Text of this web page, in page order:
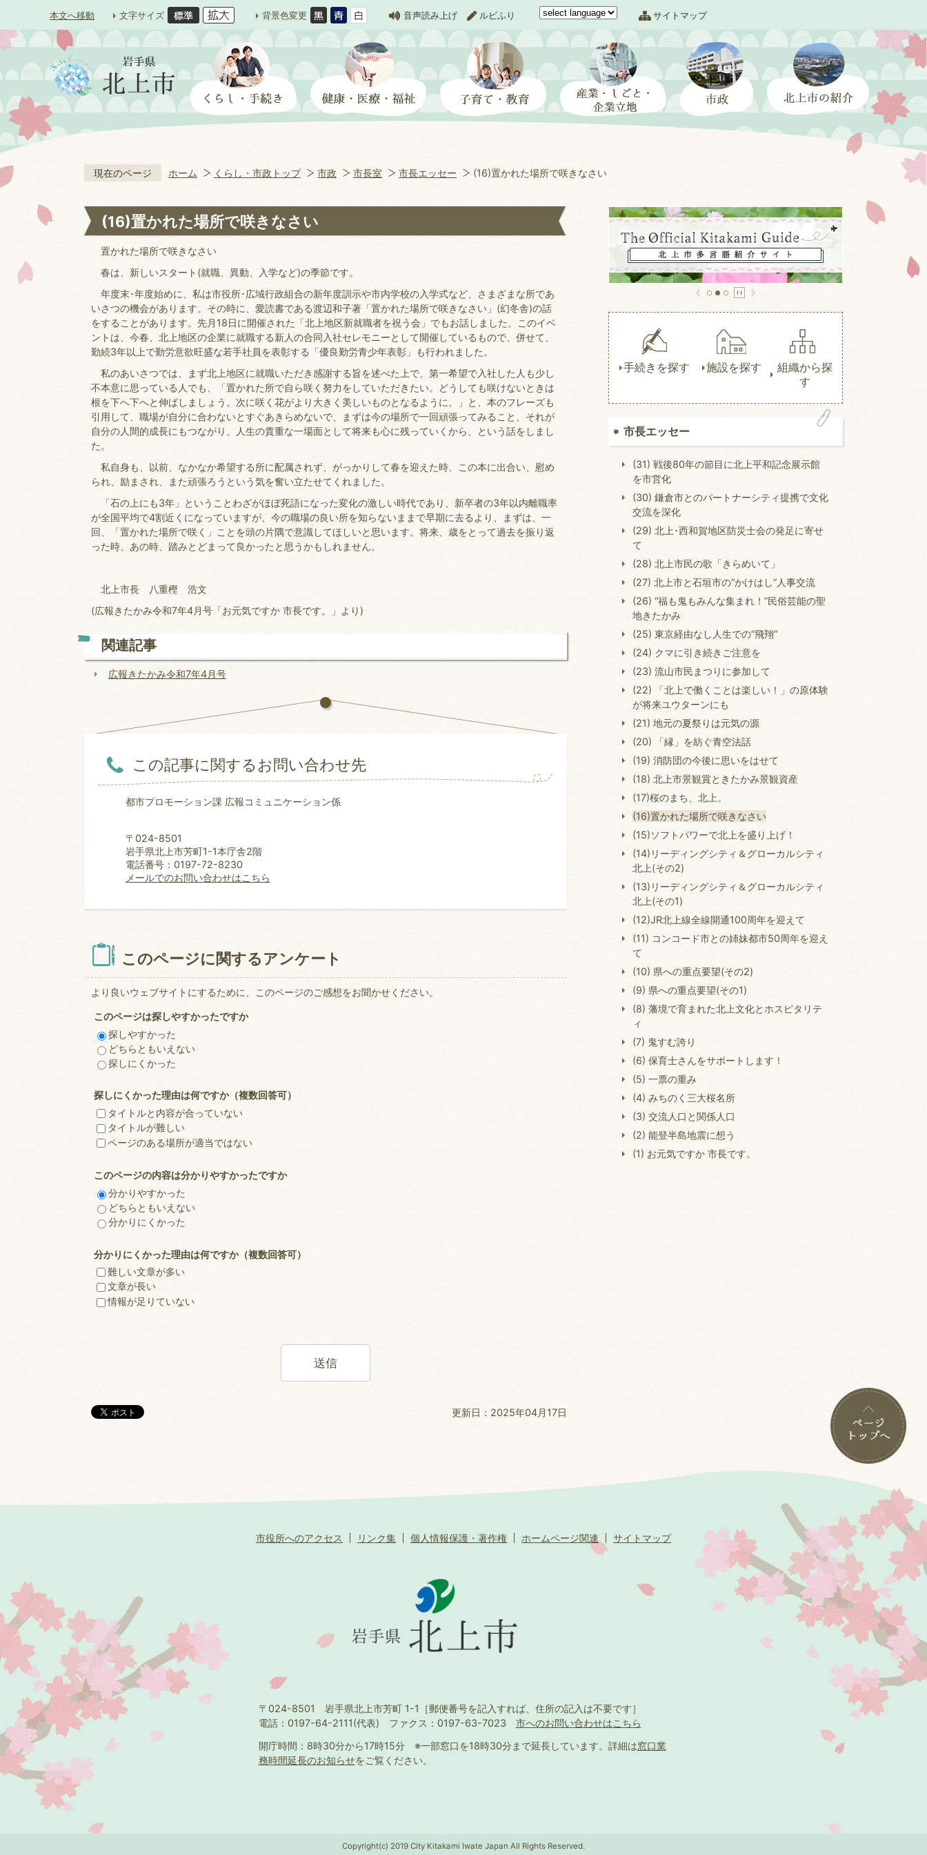
本文へ移動 文字サイズ 背景色変更 音声読み上げ ルビふり サイトマップ
現在のページ ホーム くらし・市政トップ 市政 市長室 市長エッセー (16)置かれた場所で咲きなさい
(16)置かれた場所で咲きなさい
置かれた場所で咲きなさい
春は、新しいスタート(就職、異動、入学など)の季節です。
年度末･年度始めに、私は市役所･広域行政組合の新年度訓示や市内学校の入学式など、さまざまな所であ
いさつの機会があります。その時に、愛読書である渡辺和子著「置かれた場所で咲きなさい」(幻冬舎)の話
をすることがあります。先月18日に開催された「北上地区新就職者を祝う会」でもお話しました。このイベ
ントは、今春、北上地区の企業に就職する新人の合同入社セレモニーとして開催しているもので、併せて、
勤続3年以上で勤労意欲旺盛な若手社員を表彰する「優良勤労青少年表彰」も行われました。
私のあいさつでは、まず北上地区に就職いただき感謝する旨を述べた上で、第一希望で入社した人も少し
不本意に思っている人でも、「置かれた所で自ら咲く努力をしていただきたい。どうしても咲けないときは
根を下へ下へと伸ばしましょう。次に咲く花がより大きく美しいものとなるように。」と、本のフレーズも
引用して、職場が自分に合わないとすぐあきらめないで、まずは今の場所で一回頑張ってみること、それが
自分の人間的成長にもつながり、人生の貴重な一場面として将来も心に残っていくから、という話をしまし
た。
私自身も、以前、なかなか希望する所に配属されず、がっかりして春を迎えた時、この本に出合い、慰め
られ、励まされ、また頑張ろうという気を奮い立たせてくれました。
「石の上にも3年」ということわざがほぼ死語になった変化の激しい時代であり、新卒者の3年以内離職率
が全国平均で4割近くになっていますが、今の職場の良い所を知らないままで早期に去るより、まずは、一
回、「置かれた場所で咲く」ことを頭の片隅で意識してほしいと思います。将来、歳をとって過去を振り返
った時、あの時、踏みとどまって良かったと思うかもしれません。
北上市長 八重樫 浩文
(広報きたかみ令和7年4月号「お元気ですか 市長です。」より)
関連記事
広報きたかみ令和7年4月号
この記事に関するお問い合わせ先
都市プロモーション課 広報コミュニケーション係
〒024-8501
岩手県北上市芳町1-1本庁舎2階
電話番号：0197-72-8230
メールでのお問い合わせはこちら
このページに関するアンケート
より良いウェブサイトにするために、このページのご感想をお聞かせください。
このページは探しやすかったですか
探しやすかった
どちらともいえない
探しにくかった
探しにくかった理由は何ですか（複数回答可）
タイトルと内容が合っていない
タイトルが難しい
ページのある場所が適当ではない
このページの内容は分かりやすかったですか
分かりやすかった
どちらともいえない
分かりにくかった
分かりにくかった理由は何ですか（複数回答可）
難しい文章が多い
文章が長い
情報が足りていない
更新日：2025年04月17日
手続きを探す 施設を探す
組織から探
す
市長エッセー
(31) 戦後80年の節目に北上平和記念展示館
を市営化
(30) 鎌倉市とのパートナーシティ提携で文化
交流を深化
(29) 北上･西和賀地区防災士会の発足に寄せ
て
(28) 北上市民の歌「きらめいて」
(27) 北上市と石垣市の“かけはし”人事交流
(26) “福も鬼もみんな集まれ！”民俗芸能の聖
地きたかみ
(25) 東京経由なし人生での“飛翔”
(24) クマに引き続きご注意を
(23) 流山市民まつりに参加して
(22) 「北上で働くことは楽しい！」の原体験
が将来ユウターンにも
(21) 地元の夏祭りは元気の源
(20) 「縁」を紡ぐ青空法話
(19) 消防団の今後に思いをはせて
(18) 北上市景観賞ときたかみ景観資産
(17)桜のまち、北上。
(16)置かれた場所で咲きなさい
(15)ソフトパワーで北上を盛り上げ！
(14)リーディングシティ＆グローカルシティ
北上(その2)
(13)リーディングシティ＆グローカルシティ
北上(その1)
(12)JR北上線全線開通100周年を迎えて
(11) コンコード市との姉妹都市50周年を迎え
て
(10) 県への重点要望(その2)
(9) 県への重点要望(その1)
(8) 藩境で育まれた北上文化とホスピタリテ
ィ
(7) 鬼すむ誇り
(6) 保育士さんをサポートします！
(5) 一票の重み
(4) みちのく三大桜名所
(3) 交流人口と関係人口
(2) 能登半島地震に想う
(1) お元気ですか 市長です。
市役所へのアクセス リンク集 個人情報保護・著作権 ホームページ関連 サイトマップ
〒024-8501 岩手県北上市芳町 1-1 ［郵便番号を記入すれば、住所の記入は不要です］
電話：0197-64-2111(代表) ファクス：0197-63-7023 市へのお問い合わせはこちら
開庁時間：8時30分から17時15分 ※一部窓口を18時30分まで延長しています。 詳細は窓口業
務時間延長のお知らせをご覧ください。
Copyright(c) 2019 City Kitakami Iwate Japan All Rights Reserved.